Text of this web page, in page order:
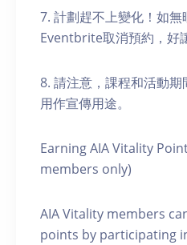
7. 計劃趕不上變化！如
Eventbrite取消預約，好
8. 請注意，課程和活動
用作宣傳用途。
Earning AIA Vitality
members only)
AIA Vitality members
points by participating